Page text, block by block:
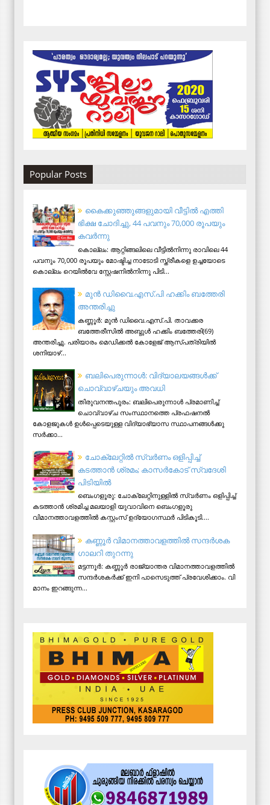
Popular Posts
കൈക്കുഞ്ഞുങ്ങളുമായി വീട്ടിൽ എത്തി
ഭിക്ഷ ചോദിച്ചു, 44 പവനും 70,000 രൂപയും
കവർന്നു
കൊല്ലം: ആറ്റിങ്ങലിലെ വീട്ടിൽനിന്നു രാവിലെ 44
പവനും 70,000 രൂപയും മോഷ്ടിച്ച നാടോടി സ്ത്രീകളെ ഉച്ചയോടെ
കൊല്ലം റെയിൽവേ സ്റ്റേഷനിൽനിന്നു പിടി...
മുന്‍ ഡിവൈ.എസ്.പി ഹക്കിം ബത്തേരി
അന്തരിച്ചു
കണ്ണൂര്‍: മുന്‍ ഡിവൈ.എസ്.പി. താവക്കര
ബത്തേരീസില്‍ അബ്ദുള്‍ ഹക്കിം ബത്തേരി(69)
അന്തരിച്ചു. പരിയാരം മെഡിക്കല്‍ കോളേജ് ആസ്​പത്രിയില്‍
ശനിയാഴ്...
ബലിപെരുന്നാള്‍: വിദ്യാലയങ്ങള്‍ക്ക്
ചൊവ്വാഴ്ചയും അവധി
തിരുവനന്തപുരം: ബലിപെരുന്നാള്‍ പ്രമാണിച്ച്
ചൊവ്വാഴ്ച സംസ്ഥാനത്തെ പ്രഫഷനല്‍
കോളജുകള്‍ ഉള്‍പ്പെടെയുള്ള വിദ്യാഭ്യാസ സ്ഥാപനങ്ങള്‍ക്കു
സര്‍ക്കാ...
ചോക്ലേറ്റിൽ സ്വർണം ഒളിപ്പിച്ച്
കടത്താൻ ശ്രമം; കാസർകോട് സ്വദേശി
പിടിയില്‍
ബെംഗളൂരു: ചോക്ലേറ്റിനുള്ളിൽ സ്വർണം ഒളിപ്പിച്ച്
കടത്താൻ ശ്രമിച്ച മലയാളി യുവാവിനെ ബെംഗളൂരു
വിമാനത്താവളത്തിൽ കസ്റ്റംസ് ഉദ്യോഗസ്ഥർ പിടികൂടി....
ക​ണ്ണൂ​ർ വി​മാ​ന​ത്താ​വ​ള​ത്തി​ൽ സ​ന്ദ​ർ​ശ​ക
ഗാ​ല​റി തു​റ​ന്നു
മ​ട്ട​ന്നൂ​ർ: ക​ണ്ണൂ​ർ രാ​ജ്യാ​ന്ത​ര വി​മാ​ന​ത്താ​വ​ള​ത്തി​ൽ
സ​ന്ദ​ർ​ശ​ക​ർ​ക്ക് ഇ​നി പാ​സെ​ടു​ത്ത് പ്ര​വേ​ശി​ക്കാം. വി​
മാ​നം ഇ​റ​ങ്ങു​ന്ന...